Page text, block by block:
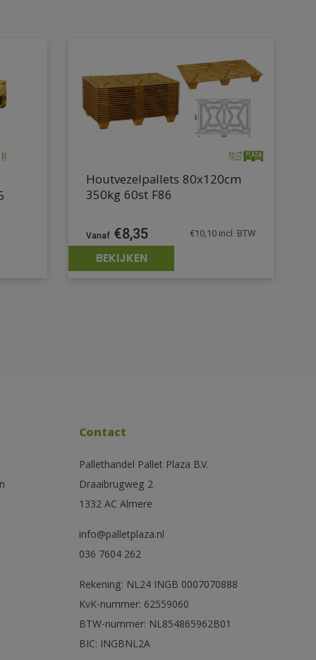
Houtvezelpallets 80x120cm
350kg 60st F86
€8,35 €10,10 incl. BTW
BEKIJKEN
Contact
Pallethandel Pallet Plaza B.V.
Draaibrugweg 2
1332 AC Almere
info@palletplaza.nl
036 7604 262
Rekening: NL24 INGB 0007070888
KvK-nummer: 62559060
BTW-nummer: NL854865962B01
BIC: INGBNL2A